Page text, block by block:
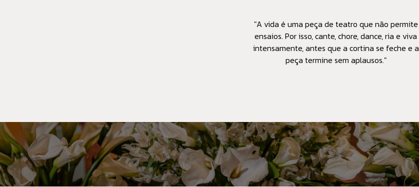
"A vida é uma peça de teatro que não permite
ensaios. Por isso, cante, chore, dance, ria e viva
intensamente, antes que a cortina se feche e a
peça termine sem aplausos."